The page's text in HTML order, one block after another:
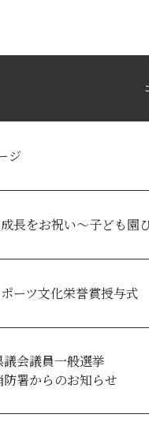
ジ
長をお祝い～子ども園
ーツ文化栄誉賞授与式
会議員一般選挙
防署からのお知らせ